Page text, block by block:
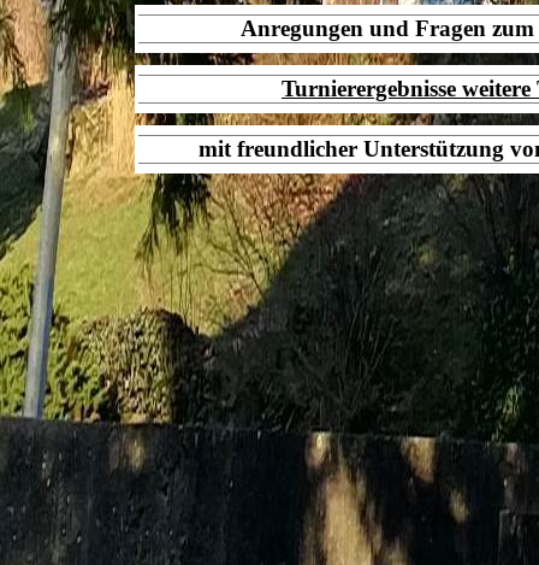
Anregungen und Fragen
Turnierergebnisse
mit freundlicher Unterstützung